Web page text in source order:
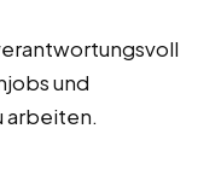
und
arbeiten.